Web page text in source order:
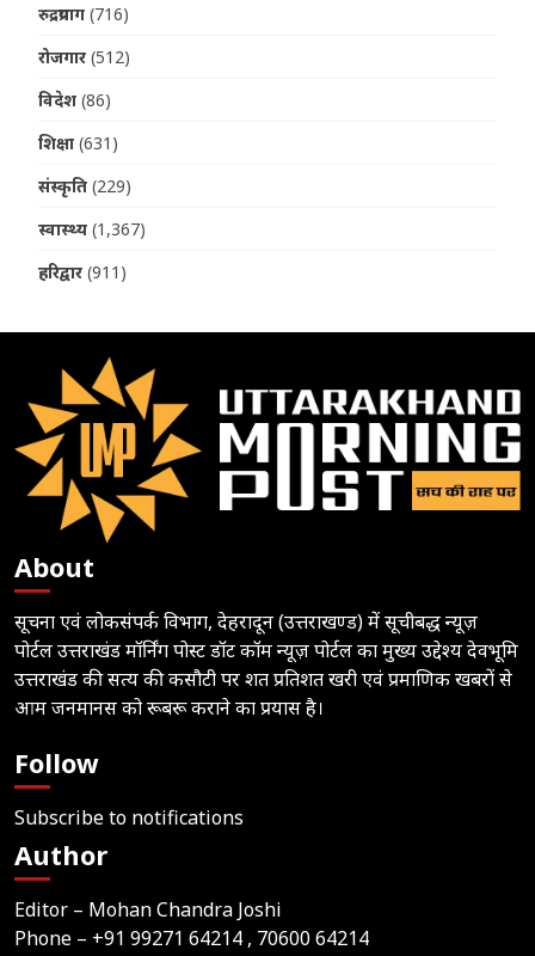
रुद्रप्रयाग (716)
रोजगार (512)
विदेश (86)
शिक्षा (631)
संस्कृति (229)
स्वास्थ्य (1,367)
हरिद्वार (911)
About
सूचना एवं लोकसंपर्क विभाग, देहरादून (उत्तराखण्ड) में सूचीबद्ध न्यूज़
पोर्टल उत्तराखंड मॉर्निंग पोस्ट डॉट कॉम न्यूज़ पोर्टल का मुख्य उद्देश्य देवभूमि
उत्तराखंड की सत्य की कसौटी पर शत प्रतिशत खरी एवं प्रमाणिक खबरों से
आम जनमानस को रूबरू कराने का प्रयास है।
Follow
Subscribe to notifications
Author
Editor – Mohan Chandra Joshi
Phone – +91 99271 64214 , 70600 64214